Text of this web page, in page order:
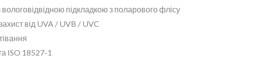
підкладкою з поларового флісу
від UVA / UVB / UVC
ISO 18527-1